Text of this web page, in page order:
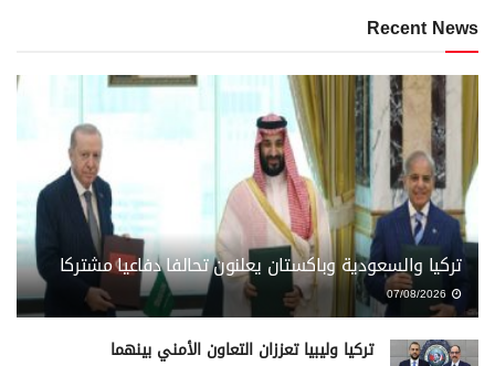
Recent News
تركيا والسعودية وباكستان يعلنون تحالفا دفاعيا مشتركا
تركيا وليبيا تعززان التعاون الأمني بينهما